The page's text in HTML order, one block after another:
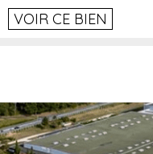
VOIR CE BIEN